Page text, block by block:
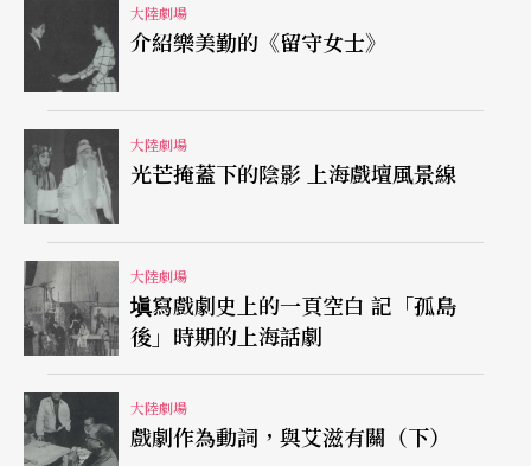
奬的六十四台，其中現代戲二十七台，新編歷史劇
十六台，改編古典名著三台，新創作古代故事戲七
台，改編整理傳統戲十一台，改編外國戲一台。
現代戲得奬占多數
從以上列舉情況來看，戲曲現代戲不論在文華大奬
和文華新劇目奬中，都占多數，這與「文化大革
命」前提出的以現代戲爲綱和「文化大革命」中提
出的只能演樣板戲是有本質區別的。文華奬參評的
劇目必須是新劇目，創作和演出現代戲屬於「新」
的範疇。爲了說明這個問題，還可以以第三屆、第
大陸劇場
介紹樂美勤的《留守女士》
大陸劇場
光芒掩蓋下的陰影 上海戲壇風景線
大陸劇場
塡寫戲劇史上的一頁空白 記「孤島
後」時期的上海話劇
大陸劇場
戲劇作為動詞，與艾滋有關（下）